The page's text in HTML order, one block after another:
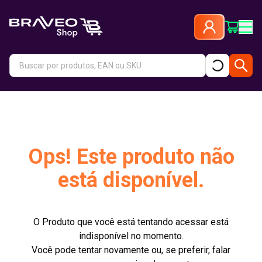
Ops! Este produto não
está disponível.
O Produto que você está tentando acessar está
indisponível no momento.
Você pode tentar novamente ou, se preferir, falar